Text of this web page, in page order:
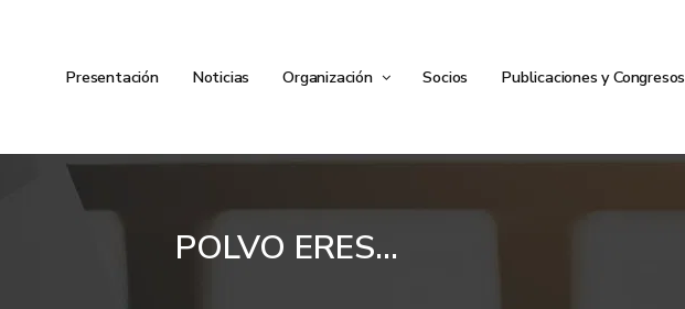
Presentación Noticias Organización Socios Publicaciones y Congresos
POLVO ERES…